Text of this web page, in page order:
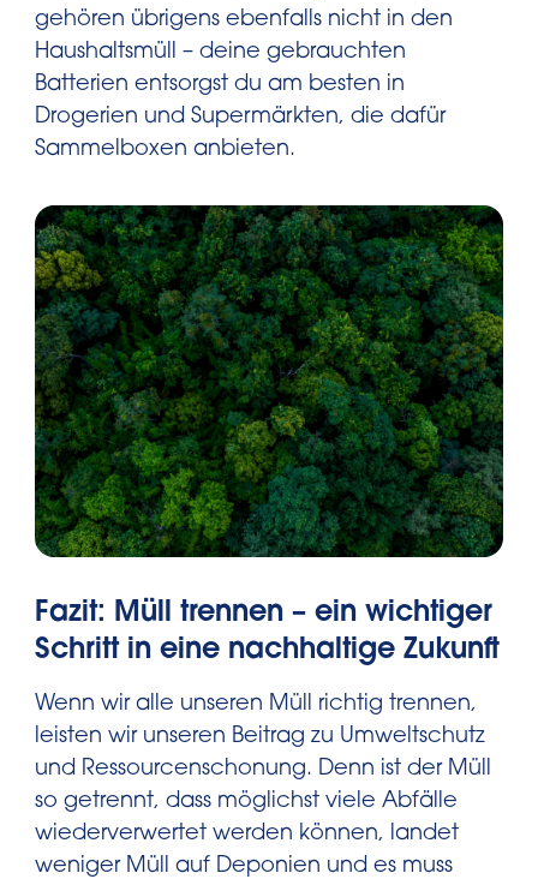
gehören übrigens ebenfalls nicht in den
Haushaltsmüll – deine gebrauchten
Batterien entsorgst du am besten in
Drogerien und Supermärkten, die dafür
Sammelboxen anbieten.
Fazit: Müll trennen – ein wichtiger
Schritt in eine nachhaltige Zukunft
Wenn wir alle unseren Müll richtig trennen,
leisten wir unseren Beitrag zu Umweltschutz
und Ressourcenschonung. Denn ist der Müll
so getrennt, dass möglichst viele Abfälle
wiederverwertet werden können, landet
weniger Müll auf Deponien und es muss